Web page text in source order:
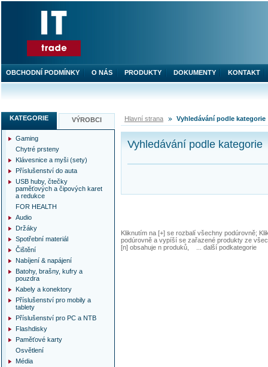
Hlavní strana Vyhledávání podle kategorie
Vyhledávání podle kategorie
Kliknutím na [+] se rozbalí všechny podúrovně;
podúrovně a vypíší se zařazené produkty ze
[n] obsahuje n produků, ... další podkategorie
KATEGORIE VÝROBCI
Gaming
Chytré prsteny
Klávesnice a myši (sety)
Příslušenství do auta
USB huby, čtečky
paměťových a čipových karet
a redukce
FOR HEALTH
Audio
Držáky
Spotřební materiál
Čištění
Nabíjení & napájení
Batohy, brašny, kufry a
pouzdra
Kabely a konektory
Příslušenství pro mobily a
tablety
Příslušenství pro PC a NTB
Flashdisky
Paměťové karty
Osvětlení
Média
OBCHODNÍ PODMÍNKY O NÁS PRODUKTY DOKUMENTY KONTAKT